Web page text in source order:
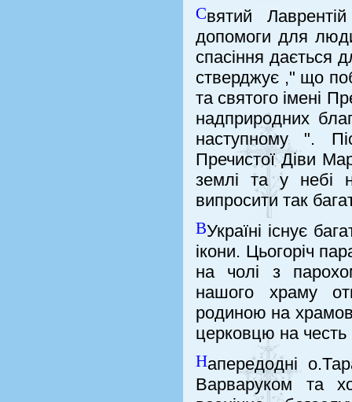
Святий
допомоги для
спасіння дається
стверджує ," що
та святого імені
надприродних
наступному ".
Пречистої Діви
землі та у небі
випросити так
ВУкраїні існує
ікони. Цьогоріч
на чолі з
нашого храму
родиною на
церковцю на честь
Напередодні
Варваруком та